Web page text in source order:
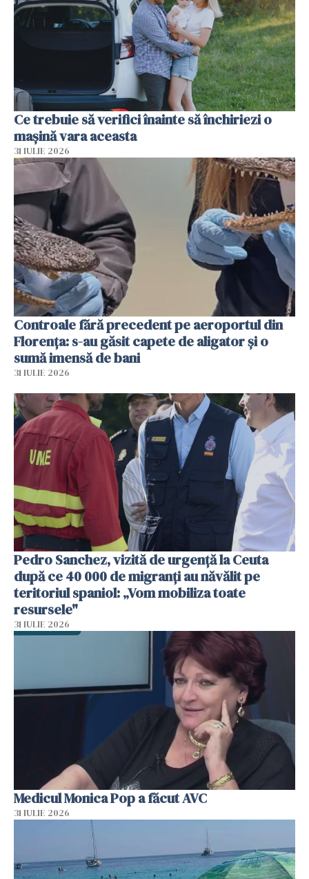
Ce trebuie să verifici înainte să închiriezi o
mașină vara aceasta
31 IULIE 2026
Controale fără precedent pe aeroportul din
Florența: s-au găsit capete de aligator și o
sumă imensă de bani
31 IULIE 2026
Pedro Sanchez, vizită de urgență la Ceuta
după ce 40 000 de migranți au năvălit pe
teritoriul spaniol: „Vom mobiliza toate
resursele"
31 IULIE 2026
Medicul Monica Pop a făcut AVC
31 IULIE 2026